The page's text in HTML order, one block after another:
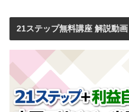
21ステップ無料講座 解説動画